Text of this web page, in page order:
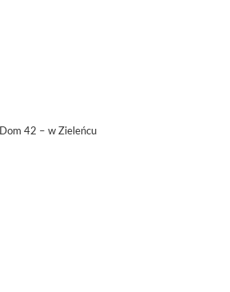
Dom 42 – w Zieleńcu